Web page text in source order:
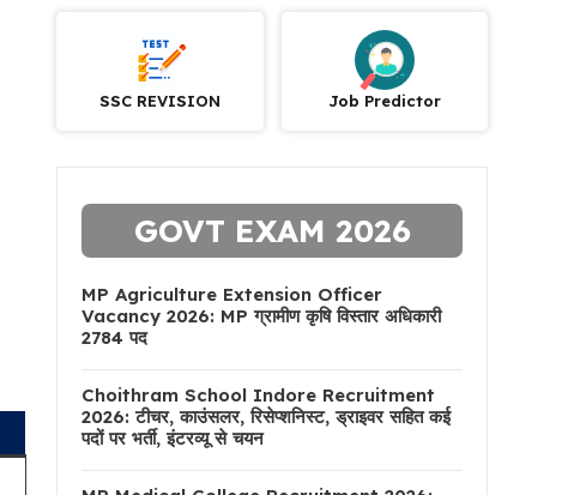
SSC REVISION Job Predictor
GOVT EXAM 2026
MP Agriculture Extension Officer
Vacancy 2026: MP ग्रामीण कृषि विस्तार अधिकारी
2784 पद
Choithram School Indore Recruitment
2026: टीचर, काउंसलर, रिसेप्शनिस्ट, ड्राइवर सहित कई
पदों पर भर्ती, इंटरव्यू से चयन